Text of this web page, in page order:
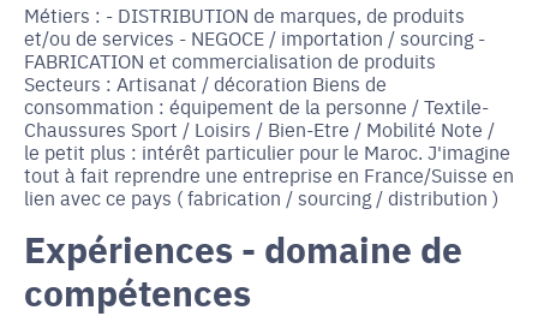
Métiers : - DISTRIBUTION de marques, de produits
et/ou de services - NEGOCE / importation / sourcing -
FABRICATION et commercialisation de produits
Secteurs : Artisanat / décoration Biens de
consommation : équipement de la personne / Textile-
Chaussures Sport / Loisirs / Bien-Etre / Mobilité Note /
le petit plus : intérêt particulier pour le Maroc. J'imagine
tout à fait reprendre une entreprise en France/Suisse en
lien avec ce pays ( fabrication / sourcing / distribution )
Expériences - domaine de
compétences